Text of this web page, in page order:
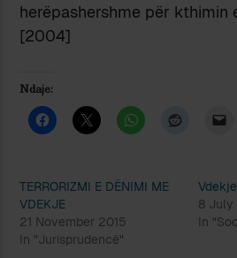
herëpashershme për kthimin
[2004]
Ndaje:
TERRORIZMI E DËNIMI ME
VDEKJE
21 November 2015
In "Jurisprudencë"
8 July
In